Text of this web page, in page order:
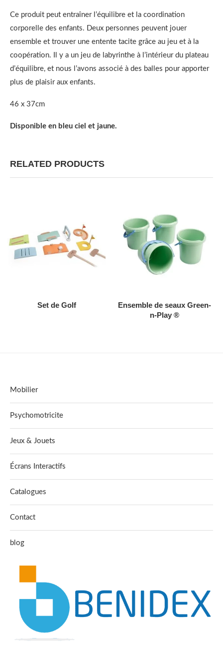
Ce produit peut entraîner l’équilibre et la coordination
corporelle des enfants. Deux personnes peuvent jouer
ensemble et trouver une entente tacite grâce au jeu et à la
coopération. Il y a un jeu de labyrinthe à l’intérieur du plateau
d’équilibre, et nous l’avons associé à des balles pour apporter
plus de plaisir aux enfants.
46 x 37cm
Disponible en bleu ciel et jaune.
RELATED PRODUCTS
AJOUTER AU DEVIS
Set de Golf AJOUTER AU DEVIS
Ensemble de seaux Green-
n-Play ®
Mobilier
Psychomotricite
Jeux & Jouets
Écrans Interactifs
Catalogues
Contact
blog